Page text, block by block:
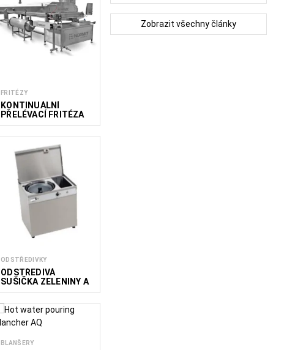
FRITÉZY
KONTINUÁLNÍ
PŘELÉVACÍ FRITÉZA
POUR OIL
ODSTŘEDIVKY
ODSTŘEDIVÁ
SUŠIČKA ZELENINY A
OVOCE
BLANŠERY
Zobrazit všechny články